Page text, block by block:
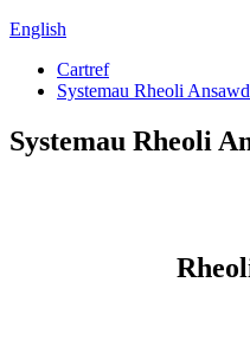
English
Cartref
Systemau Rheoli
Systemau Rheoli